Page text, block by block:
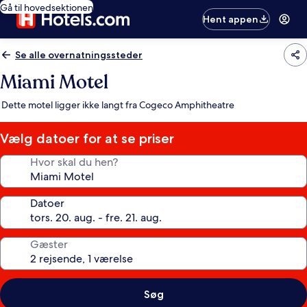
Gå til hovedsektionen
Hent appen
Se alle overnatningssteder
Miami Motel
Dette motel ligger ikke langt fra Cogeco Amphitheatre
Vælg datoer for at se priser
Hvor skal du hen?
Datoer
Gæster
Søg